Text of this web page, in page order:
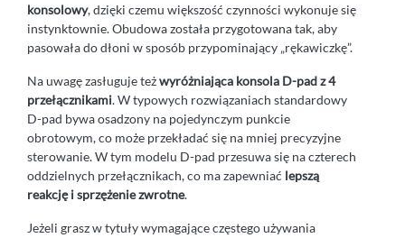
konsolowy, dzięki czemu większość czynności wykonuje się
instynktownie. Obudowa została przygotowana tak, aby
pasowała do dłoni w sposób przypominający „rękawiczkę”.
Na uwagę zasługuje teżwyróżniająca konsola D-pad z 4
przełącznikami. W typowych rozwiązaniach standardowy
D-pad bywa osadzony na pojedynczym punkcie
obrotowym, co może przekładać się na mniej precyzyjne
sterowanie. W tym modelu D-pad przesuwa się na czterech
oddzielnych przełącznikach, co ma zapewniać lepszą
reakcję i sprzężenie zwrotne.
Jeżeli grasz w tytuły wymagające częstego używania